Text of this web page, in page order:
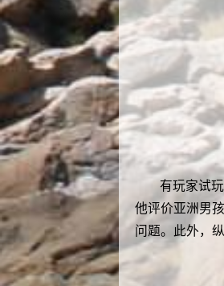
有玩家试
他评价亚洲男
问题。此外，